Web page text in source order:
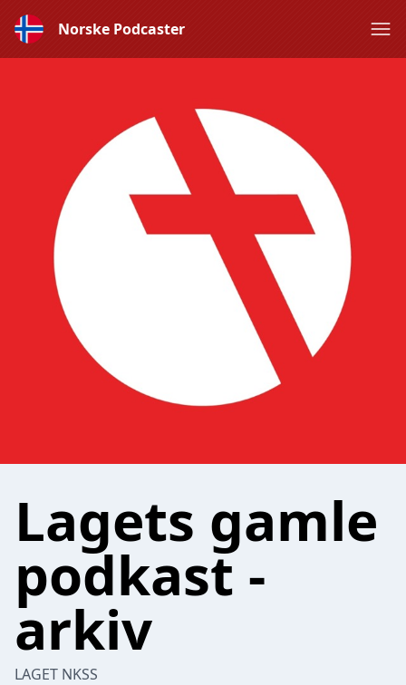
Norske Podcaster
Lagets gamle
podkast -
arkiv
LAGET NKSS